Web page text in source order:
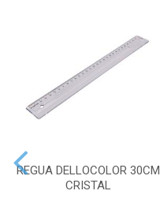
REGUA DELLOCOLOR 30CM
CRISTAL